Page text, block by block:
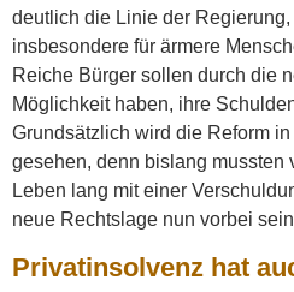
deutlich die Linie der
insbesondere für ärmere
Reiche Bürger sollen durch die
Möglichkeit haben, ihre
Grundsätzlich wird die Reform
gesehen, denn bislang mussten
Leben lang mit einer
neue Rechtslage nun vorbei
Privatinsolvenz hat